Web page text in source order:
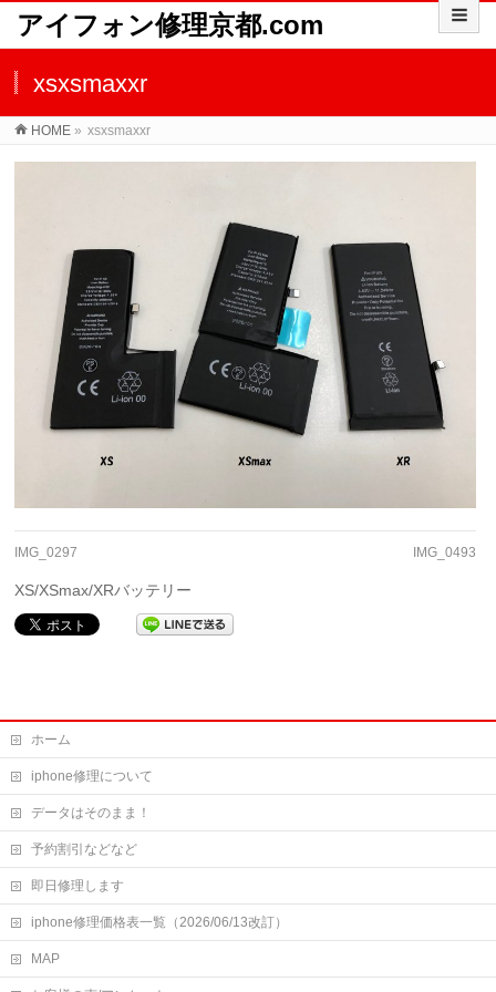
アイフォン修理京都.com
xsxsmaxxr
HOME » xsxsmaxxr
IMG_0297 IMG_0493
XS/XSmax/XRバッテリー
ホーム
iphone修理について
データはそのまま！
予約割引などなど
即日修理します
iphone修理価格表一覧（2026/06/13改訂）
MAP